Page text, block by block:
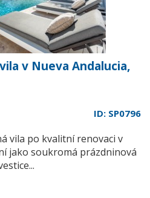
v Nueva Andalucia,
ID: SP0796
vila po kvalitní renovaci v
jako soukromá prázdninová